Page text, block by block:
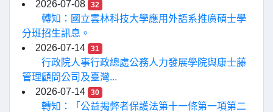
2026-07-08
32
轉知：國立雲林科技大學應用外語系推廣碩士學
分班招生訊息。
2026-07-14
31
行政院人事行政總處公務人力發展學院與康士藤
管理顧問公司及臺灣...
2026-07-14
30
轉知：「公益揭弊者保護法第十一條第一項第二